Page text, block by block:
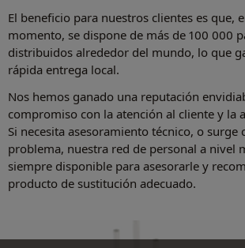
El beneficio para nuestros clientes es que,
momento, se dispone de más de 100 000
distribuidos alrededor del mundo, lo que
rápida entrega local.
Nos hemos ganado una reputación
compromiso con la atención al cliente y la
Si necesita asesoramiento técnico, o surge
problema, nuestra red de personal a nivel
siempre disponible para asesorarle y
producto de sustitución adecuado.